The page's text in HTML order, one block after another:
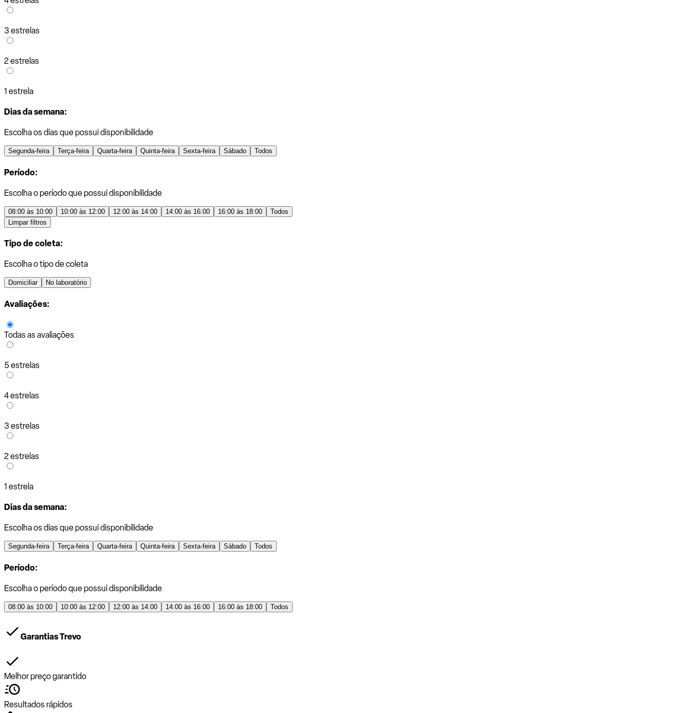
3 estrelas
2 estrelas
1 estrela
Dias da semana:
Escolha os dias que possui disponibilidade
Segunda-feira Terça-feira Quarta-feira Quinta-feira Sexta-feira Sábado Todos
Período:
Escolha o período que possui disponibilidade
08:00 às 10:00 10:00 às 12:00 12:00 às 14:00 14:00 às 16:00 16:00 às 18:00
Todos
Limpar filtros
Tipo de coleta:
Escolha o tipo de coleta
Domiciliar No laboratório
Avaliações:
Todas as avaliações
5 estrelas
4 estrelas
3 estrelas
2 estrelas
1 estrela
Dias da semana:
Escolha os dias que possui disponibilidade
Segunda-feira Terça-feira Quarta-feira Quinta-feira Sexta-feira Sábado Todos
Período:
Escolha o período que possui disponibilidade
08:00 às 10:00 10:00 às 12:00 12:00 às 14:00 14:00 às 16:00 16:00 às 18:00 Todos
Garantias Trevo
Melhor preço garantido
Resultados rápidos